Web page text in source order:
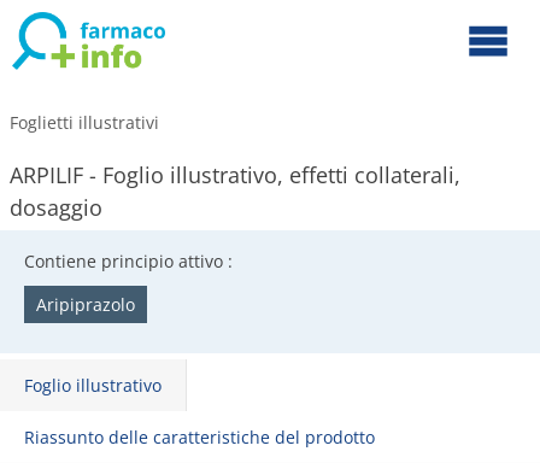
Foglietti illustrativi
ARPILIF - Foglio illustrativo, effetti collaterali,
dosaggio
Contiene principio attivo :
Aripiprazolo
Foglio illustrativo
Riassunto delle caratteristiche del prodotto